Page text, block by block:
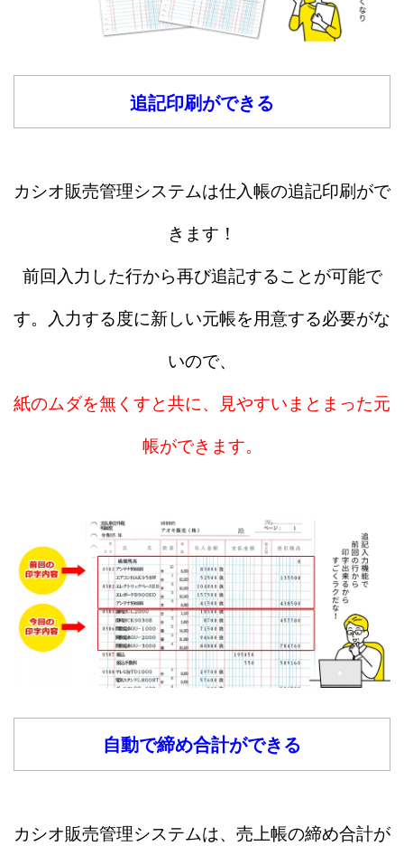
追記印刷ができる
カシオ販売管理システムは仕入帳の追記印刷がで
きます！
前回入力した行から再び追記することが可能で
す。入力する度に新しい元帳を用意する必要がな
いので、
紙のムダを無くすと共に、見やすいまとまった元
帳ができます。
自動で締め合計ができる
カシオ販売管理システムは、売上帳の締め合計が